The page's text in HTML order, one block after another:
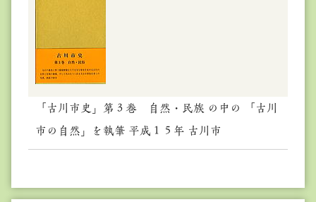
「古川市史」第３巻 自然・民族 の中の 「古川
市の自然」を執筆 平成１５年 古川市